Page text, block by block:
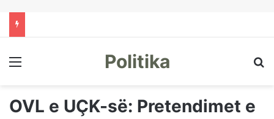
Menu Politika
OVL e UÇK-së: Pretendimet e